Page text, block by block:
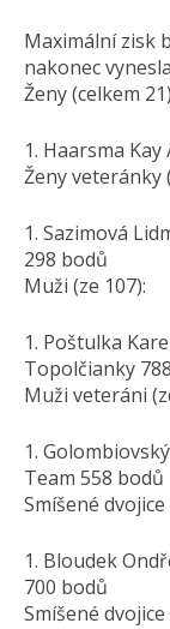
Maximální zisk
nakonec
Ženy (celkem
1. Haarsma
Ženy veteránky
1. Sazimová
298 bodů
Muži (ze 107):
1. Poštulka
Topolčianky
Muži veteráni
1.
Team 558 bodů
Smíšené dvojice
1. Bloudek
700 bodů
Smíšené